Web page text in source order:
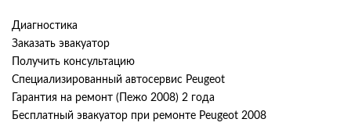
Диагностика
Заказать эвакуатор
Получить консультацию
Специализированный автосервис Peugeot
Гарантия на ремонт (Пежо 2008) 2 года
Бесплатный эвакуатор при ремонте Peugeot 2008